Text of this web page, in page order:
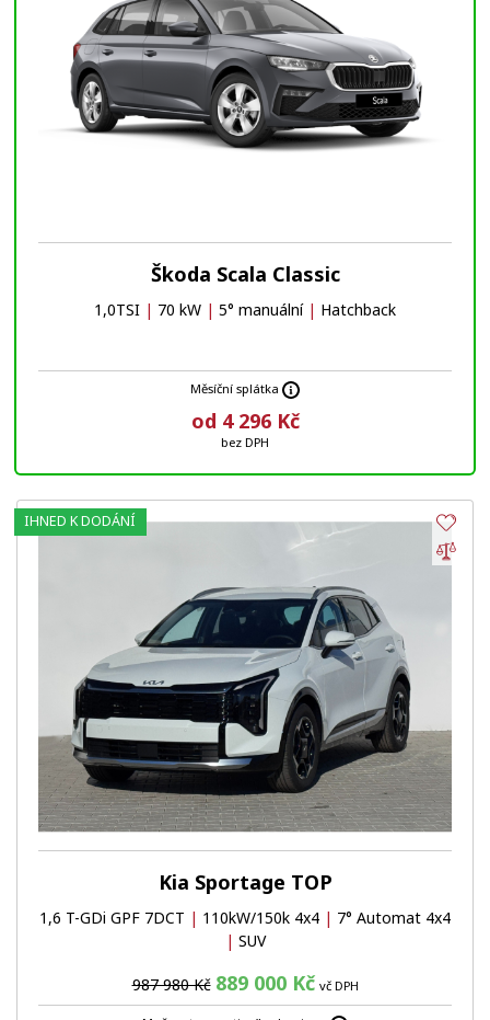
Škoda Scala Classic
1,0TSI | 70 kW | 5° manuální | Hatchback
Měsíční splátka
od 4 296 Kč
bez DPH
Kia Sportage TOP
1,6 T-GDi GPF 7DCT | 110kW/150k 4x4 | 7° Automat 4x4
| SUV
987 980 Kč 889 000 Kč vč DPH
IHNED K DODÁNÍ